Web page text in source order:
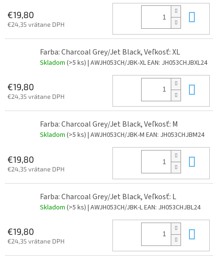
€19,80
€24,35 vrátane DPH
Farba: Charcoal Grey/Jet Black, Veľkosť: XL
Skladom (>5 ks) | AWJH053CH/JBK-XLEAN: JH053CHJBXL24
€19,80
€24,35 vrátane DPH
Farba: Charcoal Grey/Jet Black, Veľkosť: M
Skladom (>5 ks) | AWJH053CH/JBK-M EAN: JH053CHJBM24
€19,80
€24,35 vrátane DPH
Farba: Charcoal Grey/Jet Black, Veľkosť: L
Skladom (>5 ks) | AWJH053CH/JBK-LEAN: JH053CHJBL24
€19,80
€24,35 vrátane DPH